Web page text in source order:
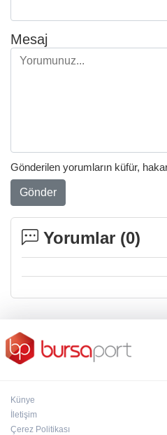
Mesaj
Gönderilen yorumların küfür,
Gönder
Yorumlar (0)
Künye
İletişim
Çerez Politikası